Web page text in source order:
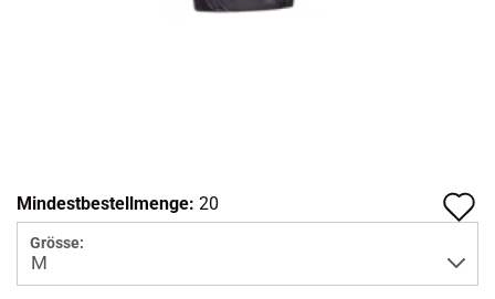
Mindestbestellmenge: 20
Grösse: